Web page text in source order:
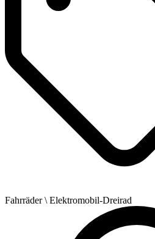
Fahrräder\ Elektromobil-Dreirad